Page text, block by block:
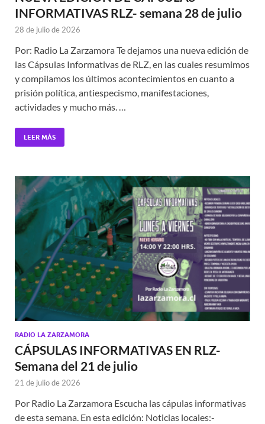
INFORMATIVAS RLZ- semana 28 de julio
28 de julio de 2026
Por: Radio La Zarzamora Te dejamos una nueva edición de
las Cápsulas Informativas de RLZ, en las cuales resumimos
y compilamos los últimos acontecimientos en cuanto a
prisión política, antiespecismo, manifestaciones,
actividades y mucho más. …
LEER MÁS
RADIO LA ZARZAMORA
CÁPSULAS INFORMATIVAS EN RLZ-
Semana del 21 de julio
21 de julio de 2026
Por Radio La Zarzamora Escucha las cápulas informativas
de esta semana. En esta edición: Noticias locales:-